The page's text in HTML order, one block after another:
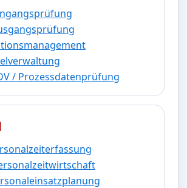
/ Prozessdatenprüfung